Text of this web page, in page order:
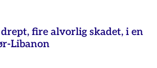
fire alvorlig skadet, i en
Libanon